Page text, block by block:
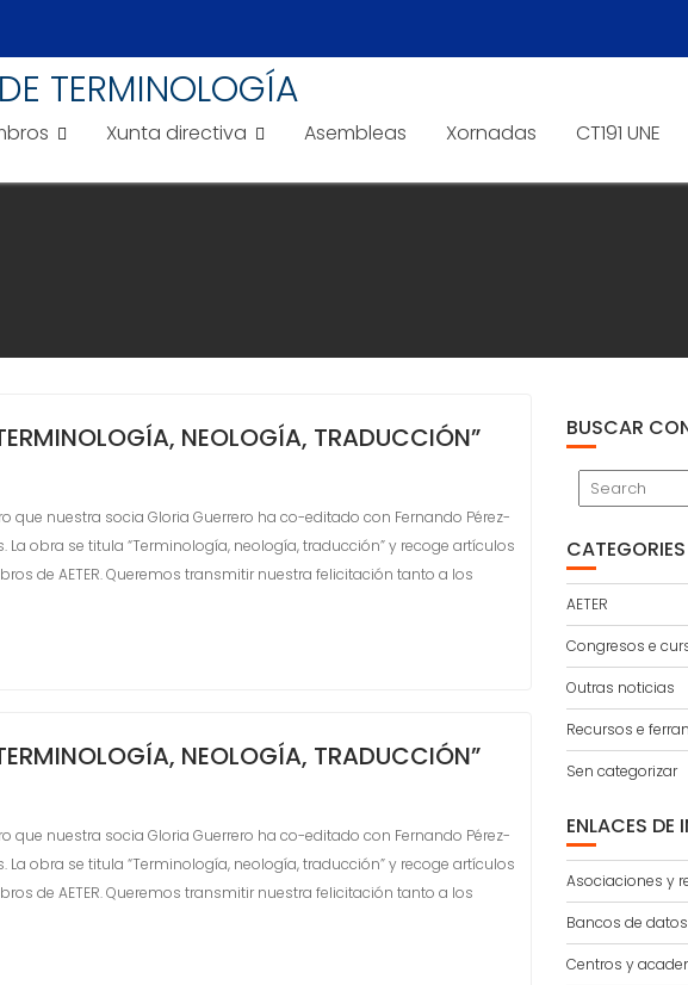
TERMINOLOGÍA
Xunta directiva Asembleas Xornadas CT191 UNE
NEOLOGÍA, TRADUCCIÓN”
nuestra socia Gloria Guerrero ha co-editado con Fernando Pérez-
obra se titula “Terminología, neología, traducción” y recoge artículos
de AETER. Queremos transmitir nuestra felicitación tanto a los
NEOLOGÍA, TRADUCCIÓN”
nuestra socia Gloria Guerrero ha co-editado con Fernando Pérez-
obra se titula “Terminología, neología, traducción” y recoge artículos
de AETER. Queremos transmitir nuestra felicitación tanto a los
BUSCAR
CATEGORIES
AETER
Congresos e
Outras noticias
Recursos e
Sen categorizar
ENLACES DE
Asociaciones y
Bancos de
Centros y